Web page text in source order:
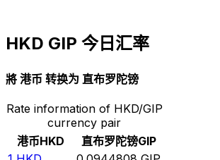
HKD GIP 今日汇率
將 港币 转换为 直布罗陀镑
Rate information of HKD/GIP
currency pair
港币HKD 直布罗陀镑GIP